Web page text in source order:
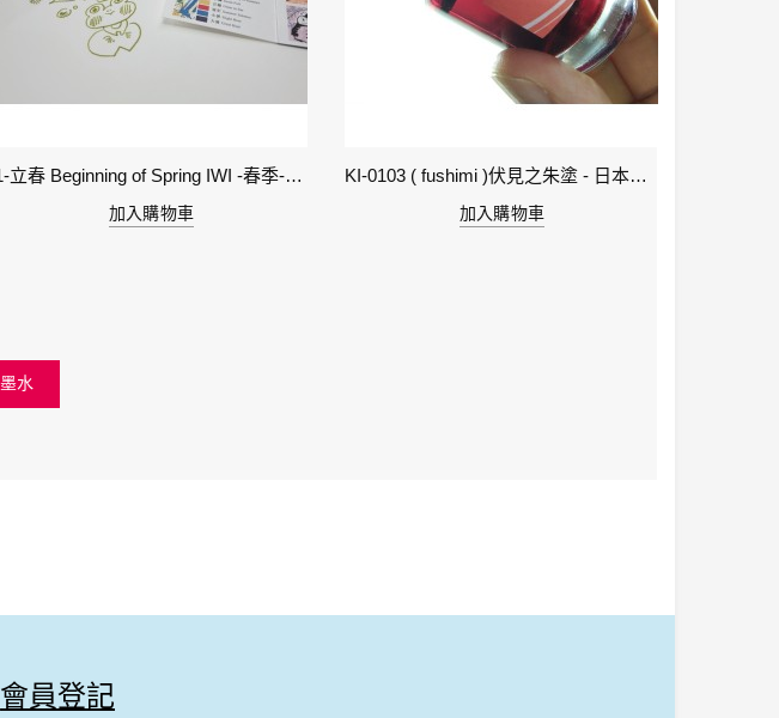
1-立春 Beginning of Spring IWI -春季-24節氣色澤鋼筆墨水
加入購物車
KI-0103 ( fushimi )伏見之朱塗 - 日本名牌京彩樽裝鋼筆墨水40ml
加入購物車
水
會員登記